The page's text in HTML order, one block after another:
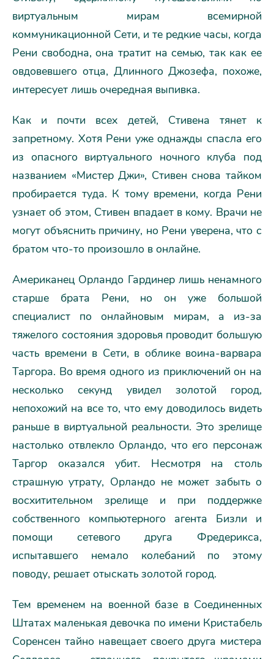
виртуальным мирам всемирной
коммуникационной Сети, и те редкие часы, когда
Рени свободна, она тратит на семью, так как ее
овдовевшего отца, Длинного Джозефа, похоже,
интересует лишь очередная выпивка.
Как и почти всех детей, Стивена тянет к
запретному. Хотя Рени уже однажды спасла его
из опасного виртуального ночного клуба под
названием «Мистер Джи», Стивен снова тайком
пробирается туда. К тому времени, когда Рени
узнает об этом, Стивен впадает в кому. Врачи не
могут объяснить причину, но Рени уверена, что с
братом что-то произошло в онлайне.
Американец Орландо Гардинер лишь ненамного
старше брата Рени, но он уже большой
специалист по онлайновым мирам, а из-за
тяжелого состояния здоровья проводит большую
часть времени в Сети, в облике воина-варвара
Таргора. Во время одного из приключений он на
несколько секунд увидел золотой город,
непохожий на все то, что ему доводилось видеть
раньше в виртуальной реальности. Это зрелище
настолько отвлекло Орландо, что его персонаж
Таргор оказался убит. Несмотря на столь
страшную утрату, Орландо не может забыть о
восхитительном зрелище и при поддержке
собственного компьютерного агента Бизли и
помощи сетевого друга Фредерикса,
испытавшего немало колебаний по этому
поводу, решает отыскать золотой город.
Тем временем на военной базе в Соединенных
Штатах маленькая девочка по имени Кристабель
Соренсен тайно навещает своего друга мистера